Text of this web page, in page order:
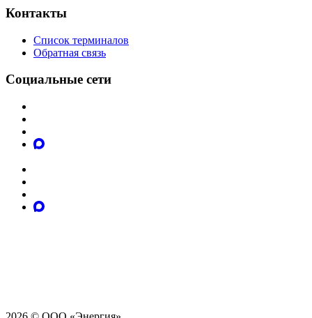
Контакты
Список терминалов
Обратная связь
Социальные сети